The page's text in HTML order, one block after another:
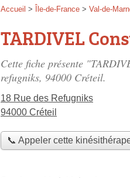
Accueil > Île-de-France > Val-de-
TARDIVEL
Cette fiche présente
refugniks, 94000 Créteil.
18 Rue des Refugniks
94000 Créteil
📞 Appeler cette